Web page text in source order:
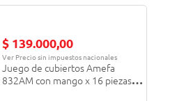
$ 139.000,00
Ver Precio sin impuestos nacionales
Juego de cubiertos Amefa
832AM con mango x 16 piezas